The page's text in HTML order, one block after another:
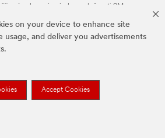
on your device to enhance site
usage, and deliver you advertisements
Accept Cookies
sú ochranné známky spoločnosti 3M.